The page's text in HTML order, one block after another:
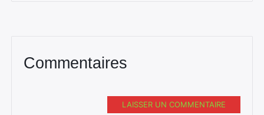
Commentaires
LAISSER UN COMMENTAIRE